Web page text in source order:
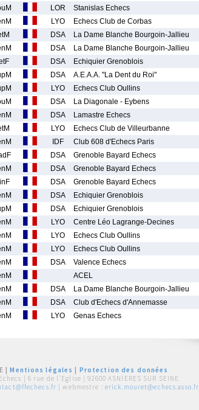
LOR
Stanislas Echecs
LYO
Echecs Club de Corbas
DSA
La Dame Blanche Bourgoin-Jallieu
DSA
La Dame Blanche Bourgoin-Jallieu
DSA
Echiquier Grenoblois
DSA
A.E.A.A. "La Dent du Roi"
LYO
Echecs Club Oullins
DSA
La Diagonale - Eybens
DSA
Lamastre Echecs
LYO
Echecs Club de Villeurbanne
IDF
Club 608 d'Echecs Paris
DSA
Grenoble Bayard Echecs
DSA
Grenoble Bayard Echecs
DSA
Grenoble Bayard Echecs
DSA
Echiquier Grenoblois
DSA
Echiquier Grenoblois
LYO
Centre Léo Lagrange-Decines
LYO
Echecs Club Oullins
LYO
Echecs Club Oullins
DSA
Valence Echecs
ACEL
DSA
La Dame Blanche Bourgoin-Jallieu
DSA
Club d'Echecs d'Annemasse
LYO Genas Echecs
|Mentions légales
Protection des données
| 6 rue de l'Eglise | 92600 ASNIERES SUR SEINE
| webmestre : erick.mouret@echecs.asso.fr